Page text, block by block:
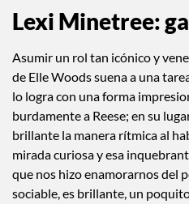
Lexi Minetree:
Asumir un rol tan icónico y
de Elle Woods suena a una
lo logra con una forma
burdamente a Reese; en su
brillante la manera rítmica al
mirada curiosa y esa
que nos hizo enamorarnos del
sociable, es brillante, un